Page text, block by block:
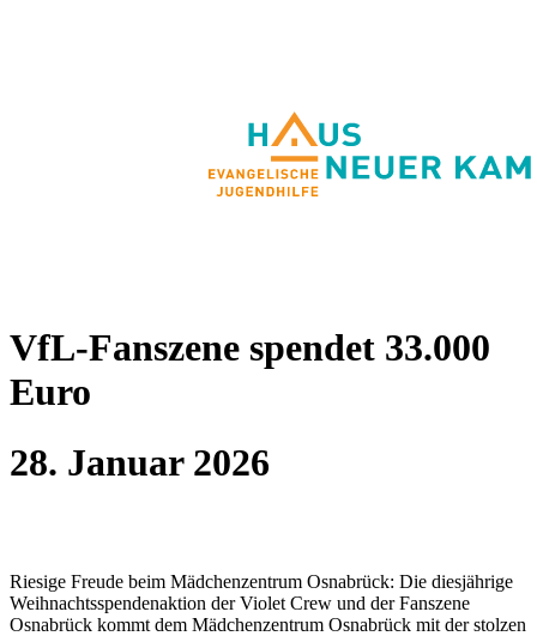
VfL-Fanszene spendet 33.000
Euro
28. Januar 2026
Riesige Freude beim Mädchenzentrum Osnabrück: Die diesjährige
Weihnachtsspendenaktion der Violet Crew und der Fanszene
Osnabrück kommt dem Mädchenzentrum Osnabrück mit der stolzen